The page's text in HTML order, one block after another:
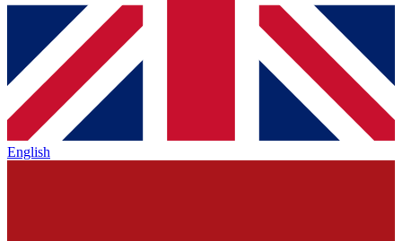
English